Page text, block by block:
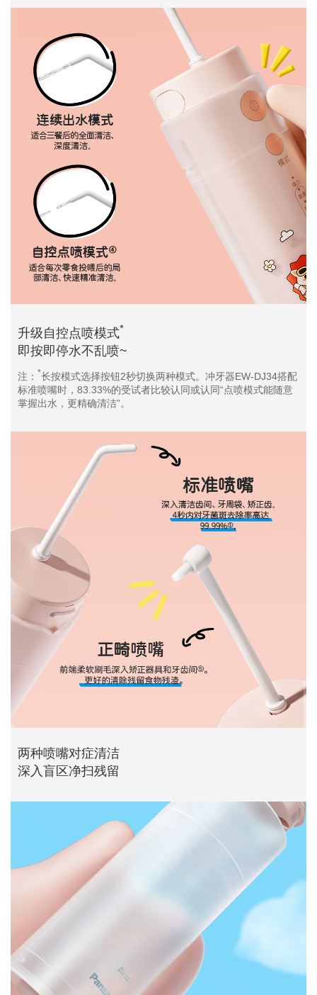
升级自控点喷模式*
即按即停水不乱喷~
注： *长按模式选择按钮2秒切换两种模式。冲牙器EW-DJ34搭配
标准喷嘴时，83.33%的受试者比较认同或认同“点喷模式能随意
掌握出水，更精确清洁”。
两种喷嘴对症清洁
深入盲区净扫残留